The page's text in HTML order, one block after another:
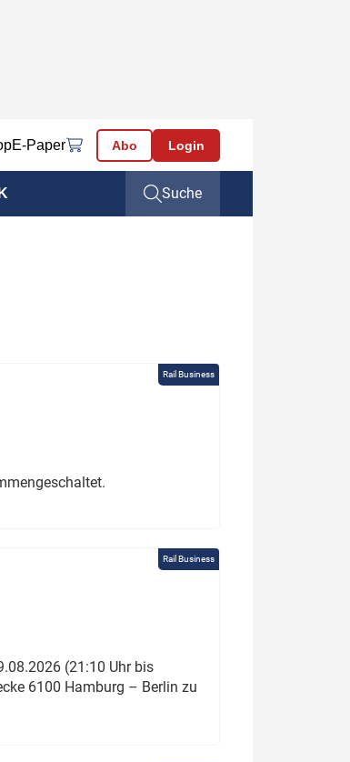
E-Paper Abo Login
Suche
Rail Business
Rail Business
(21:10 Uhr bis
6100 Hamburg – Berlin zu